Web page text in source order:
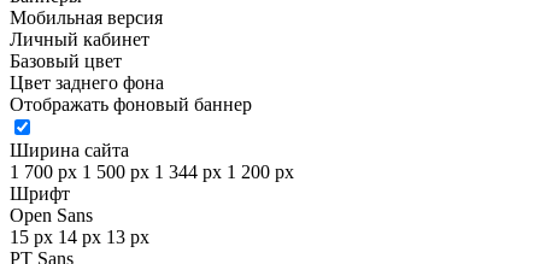
Мобильная версия
Личный кабинет
Базовый цвет
Цвет заднего фона
Отображать фоновый баннер
Ширина сайта
1 700 px 1 500 px 1 344 px 1 200 px
Шрифт
Open Sans
15 px 14 px 13 px
PT Sans